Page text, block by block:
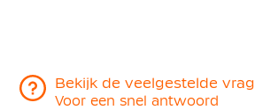
Bekijk de veelgestelde
Voor een snel antwoord